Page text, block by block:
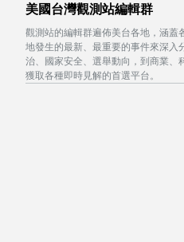
美國台灣觀測站編輯群
觀測站的編輯群遍佈美台各地，涵蓋
地發生的最新、最重要的事件來深入
治、國家安全、選舉動向，到商業、
獲取各種即時見解的首選平台。